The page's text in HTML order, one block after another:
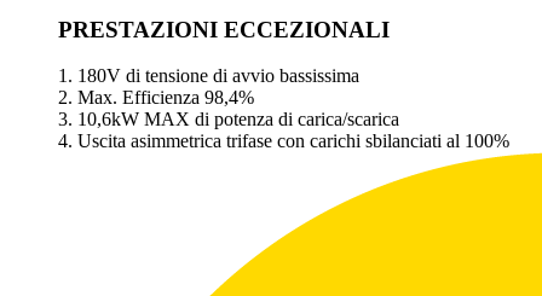
PRESTAZIONI ECCEZIONALI
1. 180V di tensione di avvio bassissima
2. Max. Efficienza 98,4%
3. 10,6kW MAX di potenza di carica/scarica
4. Uscita asimmetrica trifase con carichi sbilanciati al 100%